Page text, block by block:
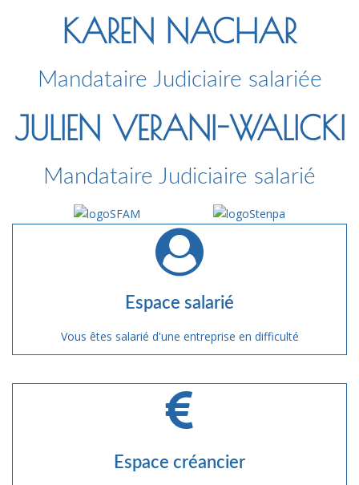
KAREN NACHAR
Mandataire Judiciaire salariée
JULIEN VERANI-WALICKI
Mandataire Judiciaire salarié
Espace salarié
Vous êtes salarié d'une entreprise en difficulté
Espace créancier